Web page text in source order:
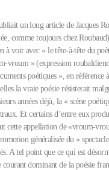
un long article de Jacques
comme toujours chez
à voir avec « le tête-à-tête du
vroum » (expression
poétiques », en référence
la vraie poésie résisterait
années déjà, la « scène
Et certains d’entre eux
cette appellation de «vroum-
généralisée du «
A tel point que ce qui est
dominant de la poésie